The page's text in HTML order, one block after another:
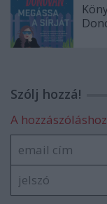
Szólj hozzá!
A